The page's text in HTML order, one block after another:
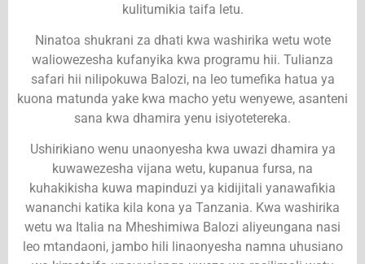
kulitumikia taifa letu.
Ninatoa shukrani za dhati kwa washirika wetu wote
waliowezesha kufanyika kwa programu hii. Tulianza
safari hii nilipokuwa Balozi, na leo tumefika hatua ya
kuona matunda yake kwa macho yetu wenyewe, asanteni
sana kwa dhamira yenu isiyotetereka.
Ushirikiano wenu unaonyesha kwa uwazi dhamira ya
kuwawezesha vijana wetu, kupanua fursa, na
kuhakikisha kuwa mapinduzi ya kidijitali yanawafikia
wananchi katika kila kona ya Tanzania. Kwa washirika
wetu wa Italia na Mheshimiwa Balozi aliyeungana nasi
leo mtandaoni, jambo hili linaonyesha namna uhusiano